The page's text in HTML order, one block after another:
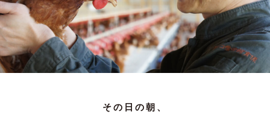
その日の朝、